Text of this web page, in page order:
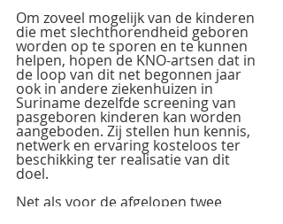
Om zoveel mogelijk van de kinderen
die met slechthorendheid geboren
worden op te sporen en te kunnen
helpen, hopen de KNO-artsen dat in
de loop van dit net begonnen jaar
ook in andere ziekenhuizen in
Suriname dezelfde screening van
pasgeboren kinderen kan worden
aangeboden. Zij stellen hun kennis,
netwerk en ervaring kosteloos ter
beschikking ter realisatie van dit
doel.
Net als voor de afgelopen twee